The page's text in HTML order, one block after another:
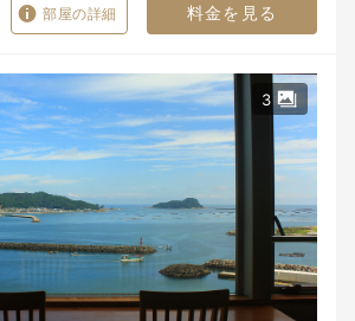
めながら、北浦の恵みを感じていただく時間
し離れ、ゆっくりと流れる朝のひととき。
の記憶の一つとなりますように。
間でのご案内となります。
げ、心を込めてお届けするため、ご理解い
。
部屋の詳細 料金を見る
3